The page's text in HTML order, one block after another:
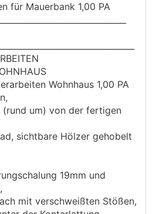
für Mauerbank 1,00 PA
Wohnhaus 1,00 PA
um) von der fertigen
sichtbare Hölzer gehobelt
19mm und
mit verschweißten Stößen,